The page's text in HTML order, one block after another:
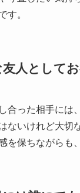
す。
人として
合った相手には
ないけれど大切
を保ちながらも